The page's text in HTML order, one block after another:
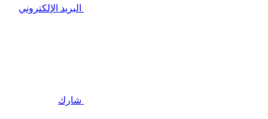
البريد الإلكتروني
شارك